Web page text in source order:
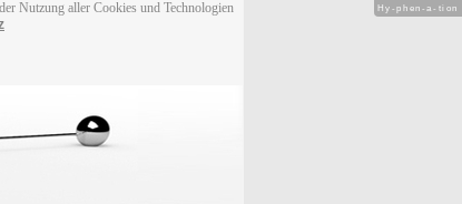
Nutzung aller Cookies und Technologien
Hy-phen-a-tion